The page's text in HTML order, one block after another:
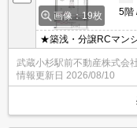
画像：19枚
5階
★築浅・分譲RCマン
武蔵小杉駅前不動産株式会
情報更新日 2026/08/10